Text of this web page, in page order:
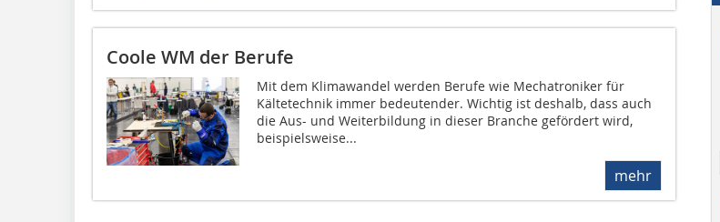
Coole WM der Berufe
Mit dem Klimawandel werden Berufe wie Mechatroniker für
Kältetechnik immer bedeutender. Wichtig ist deshalb, dass auch
die Aus- und Weiterbildung in dieser Branche gefördert wird,
beispielsweise...
mehr